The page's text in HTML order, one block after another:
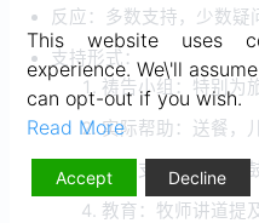
反应：多数支持，少数疑
支持形式：
祷告小组：特别为
实际帮助：送餐，
情感支持：倾听，
教育：牧师讲道提
This website uses
experience. We\'ll
can opt-out if you wish.
Read More
Accept Decline